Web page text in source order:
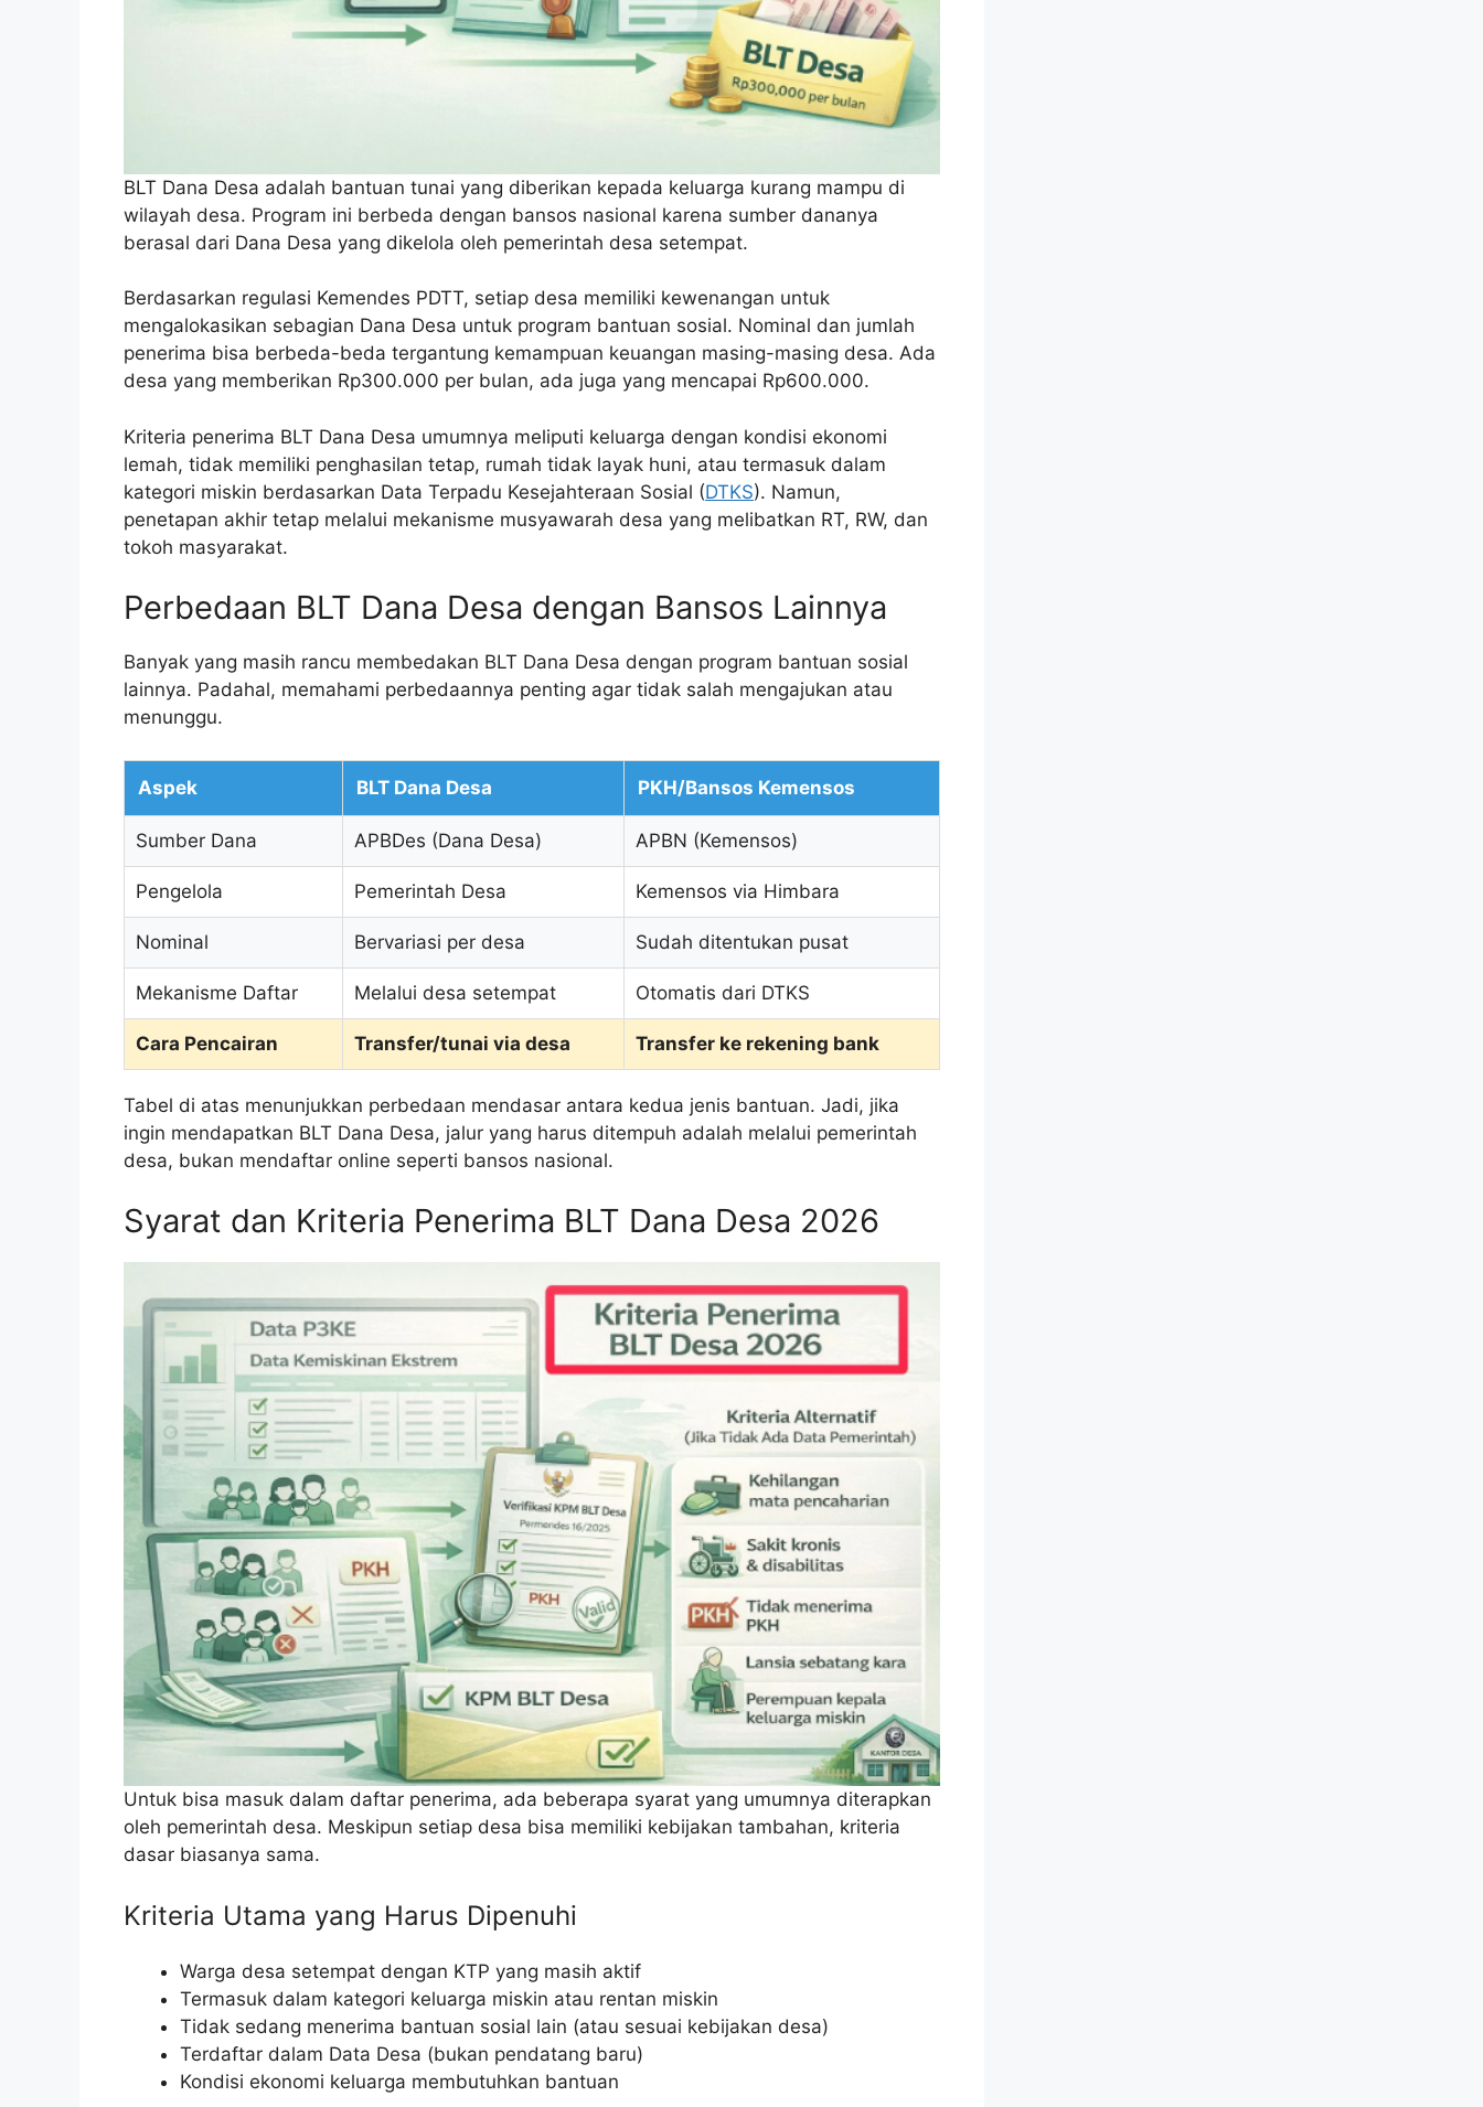
BLT Dana Desa adalah bantuan tunai yang diberikan kepada keluarga kurang mampu di
wilayah desa. Program ini berbeda dengan bansos nasional karena sumber dananya
berasal dari Dana Desa yang dikelola oleh pemerintah desa setempat.
Berdasarkan regulasi Kemendes PDTT, setiap desa memiliki kewenangan untuk
mengalokasikan sebagian Dana Desa untuk program bantuan sosial. Nominal dan jumlah
penerima bisa berbeda-beda tergantung kemampuan keuangan masing-masing desa. Ada
desa yang memberikan Rp300.000 per bulan, ada juga yang mencapai Rp600.000.
Kriteria penerima BLT Dana Desa umumnya meliputi keluarga dengan kondisi ekonomi
lemah, tidak memiliki penghasilan tetap, rumah tidak layak huni, atau termasuk dalam
kategori miskin berdasarkan Data Terpadu Kesejahteraan Sosial (DTKS). Namun,
penetapan akhir tetap melalui mekanisme musyawarah desa yang melibatkan RT, RW, dan
tokoh masyarakat.
Perbedaan BLT Dana Desa dengan Bansos Lainnya
Banyak yang masih rancu membedakan BLT Dana Desa dengan program bantuan sosial
lainnya. Padahal, memahami perbedaannya penting agar tidak salah mengajukan atau
menunggu.
Aspek BLT Dana Desa PKH/Bansos Kemensos
Sumber Dana APBDes (Dana Desa) APBN (Kemensos)
Pengelola Pemerintah Desa Kemensos via Himbara
Nominal Bervariasi per desa Sudah ditentukan pusat
Mekanisme Daftar Melalui desa setempat Otomatis dari DTKS
Cara Pencairan Transfer/tunai via desa Transfer ke rekening bank
Tabel di atas menunjukkan perbedaan mendasar antara kedua jenis bantuan. Jadi, jika
ingin mendapatkan BLT Dana Desa, jalur yang harus ditempuh adalah melalui pemerintah
desa, bukan mendaftar online seperti bansos nasional.
Syarat dan Kriteria Penerima BLT Dana Desa 2026
Untuk bisa masuk dalam daftar penerima, ada beberapa syarat yang umumnya diterapkan
oleh pemerintah desa. Meskipun setiap desa bisa memiliki kebijakan tambahan, kriteria
dasar biasanya sama.
Kriteria Utama yang Harus Dipenuhi
Warga desa setempat dengan KTP yang masih aktif
Termasuk dalam kategori keluarga miskin atau rentan miskin
Tidak sedang menerima bantuan sosial lain (atau sesuai kebijakan desa)
Terdaftar dalam Data Desa (bukan pendatang baru)
Kondisi ekonomi keluarga membutuhkan bantuan